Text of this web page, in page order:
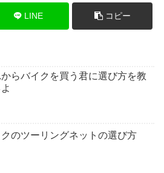
LINE コピー
からバイクを買う君に選び方を教
のツーリングネットの選び方